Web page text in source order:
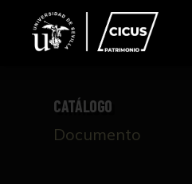
CATÁLOGO
Documento